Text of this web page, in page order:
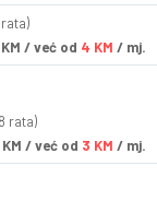
KM / već od 4 KM / mj.
rata)
KM / već od 3 KM / mj.